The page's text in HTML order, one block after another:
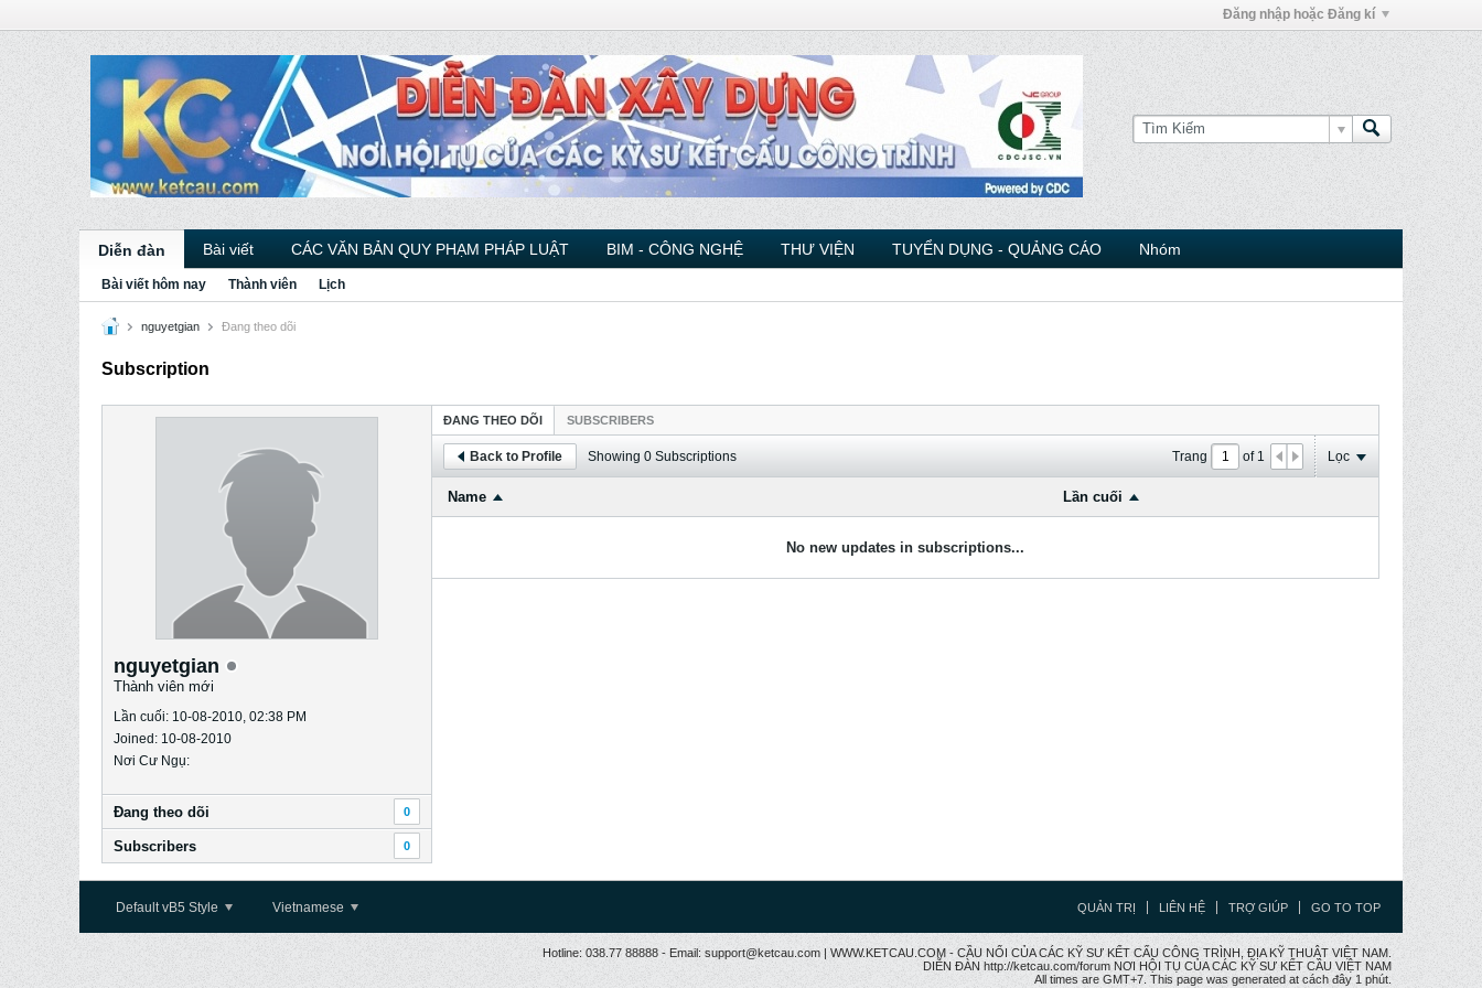
Đăng nhập hoặc Đăng kí
Diễn đàn Bài viết CÁC VĂN BẢN QUY PHẠM PHÁP LUẬT BIM - CÔNG NGHỆ THƯ VIỆN TUYỂN DỤNG - QUẢNG CÁO Nhóm
Bài viết hôm nay Thành viên Lịch
nguyetgian Ðang theo dõi
Subscription
nguyetgian
Thành viên mới
Lần cuối: 10-08-2010, 02:38 PM
Joined: 10-08-2010
Nơi Cư Ngụ:
Ðang theo dõi 0
Subscribers 0
ÐANG THEO DÕI SUBSCRIBERS
Back to Profile Showing 0 Subscriptions Trang of 1 Lọc
Name Lần cuối
No new updates in subscriptions...
Default vB5 Style Vietnamese QUẢN TRỊ LIÊN HỆ TRỢ GIÚP GO TO TOP
Hotline: 038.77 88888 - Email: support@ketcau.com | WWW.KETCAU.COM - CẦU NỐI CỦA CÁC KỸ SƯ KẾT CẤU CÔNG TRÌNH, ĐỊA KỸ THUẬT VIỆT NAM.
DIỄN ĐÀN http://ketcau.com/forum NƠI HỘI TỤ CỦA CÁC KỸ SƯ KẾT CÂU VIỆT NAM
All times are GMT+7. This page was generated at cách đây 1 phút.